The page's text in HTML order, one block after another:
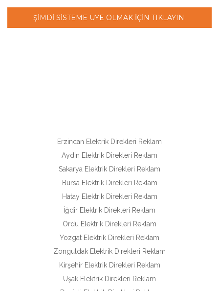
ŞIMDI SISTEME ÜYE OLMAK IÇIN TIKLAYIN.
Erzincan Elektrik Direkleri Reklam
Aydin Elektrik Direkleri Reklam
Sakarya Elektrik Direkleri Reklam
Bursa Elektrik Direkleri Reklam
Hatay Elektrik Direkleri Reklam
İğdir Elektrik Direkleri Reklam
Ordu Elektrik Direkleri Reklam
Yozgat Elektrik Direkleri Reklam
Zonguldak Elektrik Direkleri Reklam
Kirşehir Elektrik Direkleri Reklam
Uşak Elektrik Direkleri Reklam